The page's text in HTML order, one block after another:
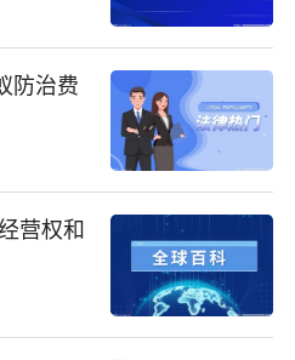
防治费
营权和